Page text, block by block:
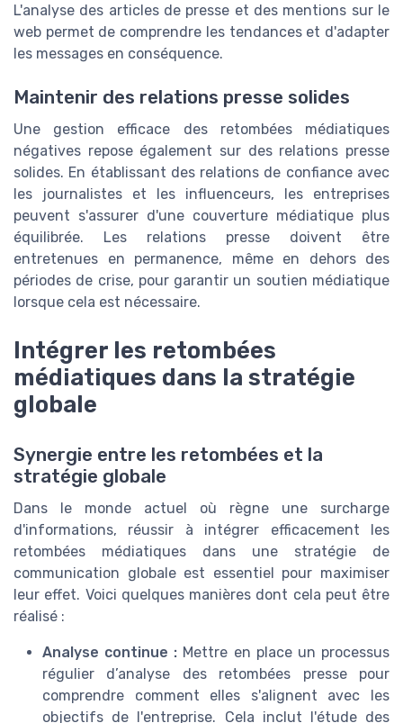
L'analyse des articles de presse et des mentions sur le
web permet de comprendre les tendances et d'adapter
les messages en conséquence.
Maintenir des relations presse solides
Une gestion efficace des retombées médiatiques
négatives repose également sur des relations presse
solides. En établissant des relations de confiance avec
les journalistes et les influenceurs, les entreprises
peuvent s'assurer d'une couverture médiatique plus
équilibrée. Les relations presse doivent être
entretenues en permanence, même en dehors des
périodes de crise, pour garantir un soutien médiatique
lorsque cela est nécessaire.
Intégrer les retombées
médiatiques dans la stratégie
globale
Synergie entre les retombées et la
stratégie globale
Dans le monde actuel où règne une surcharge
d'informations, réussir à intégrer efficacement les
retombées médiatiques dans une stratégie de
communication globale est essentiel pour maximiser
leur effet. Voici quelques manières dont cela peut être
réalisé :
Analyse continue : Mettre en place un processus
régulier d’analyse des retombées presse pour
comprendre comment elles s'alignent avec les
objectifs de l'entreprise. Cela inclut l'étude des